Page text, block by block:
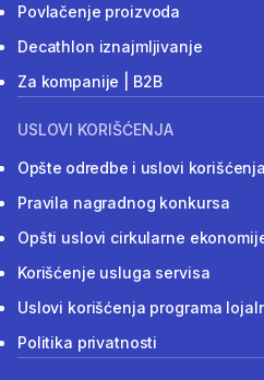
Povlačenje proizvoda
Decathlon iznajmljivanje
Za kompanije | B2B
USLOVI KORIŠĆENJA
Opšte odredbe i uslovi korišćenja
Pravila nagradnog konkursa
Opšti uslovi cirkularne
Korišćenje usluga servisa
Uslovi korišćenja programa
Politika privatnosti